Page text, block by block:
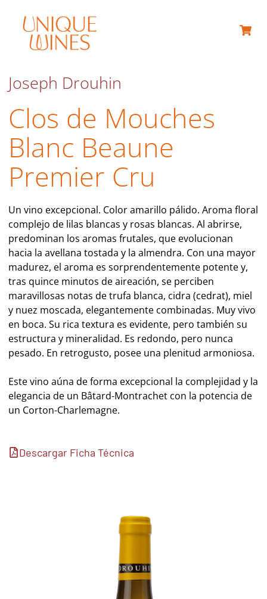
Joseph Drouhin
Clos de Mouches
Blanc Beaune
Premier Cru
Un vino excepcional. Color amarillo pálido. Aroma floral
complejo de lilas blancas y rosas blancas. Al abrirse,
predominan los aromas frutales, que evolucionan
hacia la avellana tostada y la almendra. Con una mayor
madurez, el aroma es sorprendentemente potente y,
tras quince minutos de aireación, se perciben
maravillosas notas de trufa blanca, cidra (cedrat), miel
y nuez moscada, elegantemente combinadas. Muy vivo
en boca. Su rica textura es evidente, pero también su
estructura y mineralidad. Es redondo, pero nunca
pesado. En retrogusto, posee una plenitud armoniosa.
Este vino aúna de forma excepcional la complejidad y la
elegancia de un Bâtard-Montrachet con la potencia de
un Corton-Charlemagne.
Descargar Ficha Técnica